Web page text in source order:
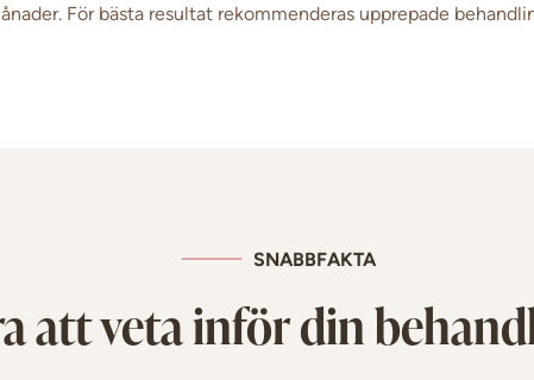
För bästa resultat rekommenderas upprepade
SNABBFAKTA
att veta inför din